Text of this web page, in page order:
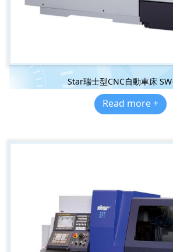
Star瑞士型CNC自動車床
Read more +